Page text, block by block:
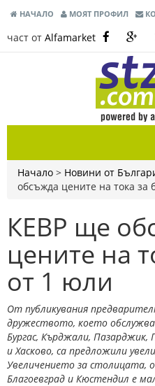
НАЧАЛО МОЯТ ПРОФИЛ
част от Alfamarket
Начало > Новини от
обсъжда цените на тока за
КЕВР ще
цените на
от 1 юли
От публикувания
дружеството, което
Бургас, Кърджали, Пазарджик,
и Хасково, са предложили
Увеличението за столицата,
Благоевград и Кюстендил е